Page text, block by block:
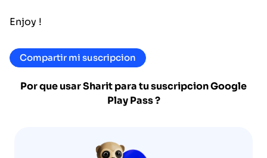
Enjoy !
Compartir mi suscripcion
Por que usar Sharit para tu suscripcionGoogle
Play Pass?